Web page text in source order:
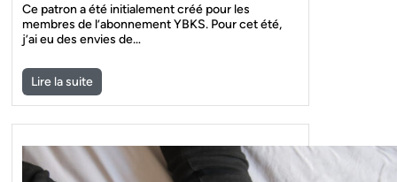
Ce patron a été initialement créé pour les
membres de l’abonnement YBKS. Pour cet été,
j’ai eu des envies de…
Lire la suite